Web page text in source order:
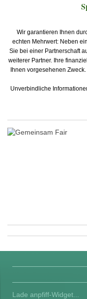
Wir garantieren Ihnen
echten Mehrwert: Neben
Sie bei einer Partnerschaft
weiterer Partner. Ihre
Ihnen vorgesehenen
Unverbindliche
Lade anpfiff-Widget...